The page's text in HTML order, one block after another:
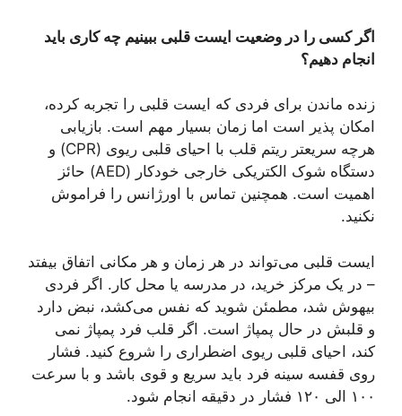
اگر کسی را در وضعیت ایست قلبی ببینیم چه کاری باید
انجام دهیم؟
زنده ماندن برای فردی که ایست قلبی را تجربه کرده،
امکان پذیر است اما زمان بسیار مهم است. بازیابی
هرچه سریعتر ریتم قلب با احیای قلبی ریوی (CPR) و
دستگاه شوک الکتریکی خارجی خودکار (AED) حائز
اهمیت است. همچنین تماس با اورژانس را فراموش
نکنید.
ایست قلبی می‌تواند در هر زمان و هر مکانی اتفاق بیفتد
– در یک مرکز خرید، در مدرسه یا محل کار. اگر فردی
بیهوش شد، مطمئن شوید که نفس می‌کشد، نبض دارد
و قلبش در حال پمپاژ است. اگر قلب فرد پمپاژ نمی
کند، احیای قلبی ریوی اضطراری را شروع کنید. فشار
روی قفسه سینه فرد باید سریع و قوی باشد و با سرعت
۱۰۰ الی ۱۲۰ فشار در دقیقه انجام شود.